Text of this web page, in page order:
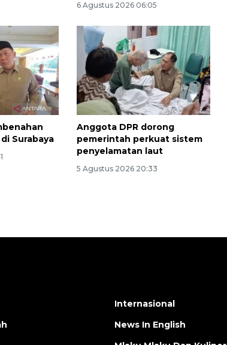
6 Agustus 2026 06:05
Surabaya
Anggota DPR dorong
pemerintah perkuat sistem
penyelamatan laut
5 Agustus 2026 20:33
Internasional
News In English